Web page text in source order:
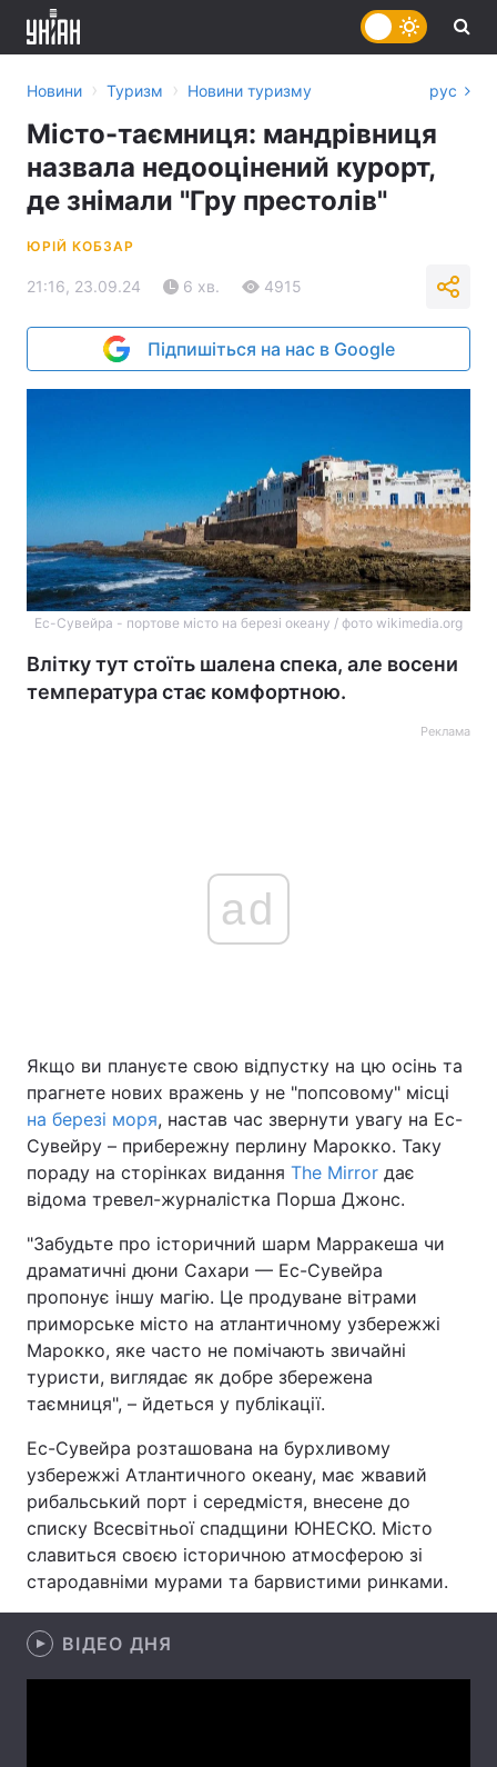
Головна Війна
Україна Політика
Економіка Світ
Спорт Наука
Техно і зв'язок
Зброя Інциденти
Здоров'я Туризм
Екологія Регіони
Лонгріди
Відео з Youtube Статті
Інтерв'ю
Новини › Туризм › Новини туризму рус
Місто-таємниця: мандрівниця
назвала недооцінений курорт,
де знімали "Гру престолів"
ЮРІЙ КОБЗАР
21:16, 23.09.24 6 хв. 4915
Підпишіться на нас в Google
Ес-Сувейра - портове місто на березі океану / фото wikimedia.org
Влітку тут стоїть шалена спека, але восени
температура стає комфортною.
Реклама
ad
Якщо ви плануєте свою відпустку на цю осінь та
прагнете нових вражень у не "попсовому" місці
на березі моря, настав час звернути увагу на Ес-
Сувейру – прибережну перлину Марокко. Таку
пораду на сторінках видання The Mirror дає
відома тревел-журналістка Порша Джонс.
"Забудьте про історичний шарм Марракеша чи
драматичні дюни Сахари — Ес-Сувейра
пропонує іншу магію. Це продуване вітрами
приморське місто на атлантичному узбережжі
Марокко, яке часто не помічають звичайні
туристи, виглядає як добре збережена
таємниця", – йдеться у публікації.
Ес-Сувейра розташована на бурхливому
узбережжі Атлантичного океану, має жвавий
рибальський порт і середмістя, внесене до
списку Всесвітньої спадщини ЮНЕСКО. Місто
славиться своєю історичною атмосферою зі
стародавніми мурами та барвистими ринками.
ВІДЕО ДНЯ